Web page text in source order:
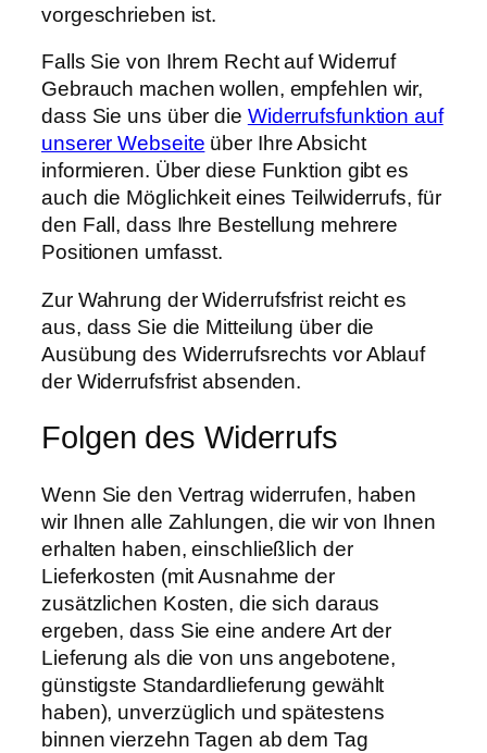
vorgeschrieben ist.
Falls Sie von Ihrem Recht auf Widerruf
Gebrauch machen wollen, empfehlen wir,
dass Sie uns über die Widerrufsfunktion auf
unserer Webseite über Ihre Absicht
informieren. Über diese Funktion gibt es
auch die Möglichkeit eines Teilwiderrufs, für
den Fall, dass Ihre Bestellung mehrere
Positionen umfasst.
Zur Wahrung der Widerrufsfrist reicht es
aus, dass Sie die Mitteilung über die
Ausübung des Widerrufsrechts vor Ablauf
der Widerrufsfrist absenden.
Folgen des Widerrufs
Wenn Sie den Vertrag widerrufen, haben
wir Ihnen alle Zahlungen, die wir von Ihnen
erhalten haben, einschließlich der
Lieferkosten (mit Ausnahme der
zusätzlichen Kosten, die sich daraus
ergeben, dass Sie eine andere Art der
Lieferung als die von uns angebotene,
günstigste Standardlieferung gewählt
haben), unverzüglich und spätestens
binnen vierzehn Tagen ab dem Tag